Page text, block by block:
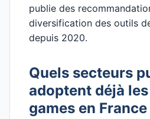
publie des
diversification des outils
depuis 2020.
Quels secteurs
adoptent déjà
games en France